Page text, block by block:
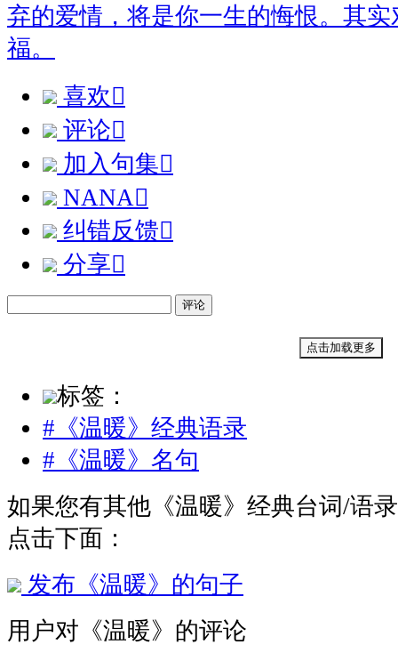
弃的爱情，将是你一生的悔恨。其
福。
喜欢
评论
加入句集
NANA
纠错反馈
分享
评论
点击加载更多
标签：
#《温暖》经典语录
#《温暖》名句
如果您有其他《温暖》经典台词/语
点击下面：
发布《温暖》的句子
用户对《温暖》的评论